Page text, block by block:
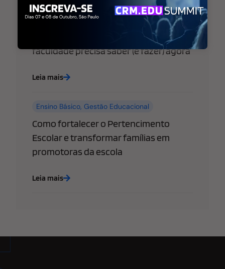
Marketing Educacional
WhatsApp libera “@username” para
empresas: o que sua escola ou
faculdade precisa saber (e fazer) agora
Leia mais
Ensino Básico,Gestão Educacional
Como fortalecer o Pertencimento
Escolar e transformar famílias em
promotoras da escola
Leia mais